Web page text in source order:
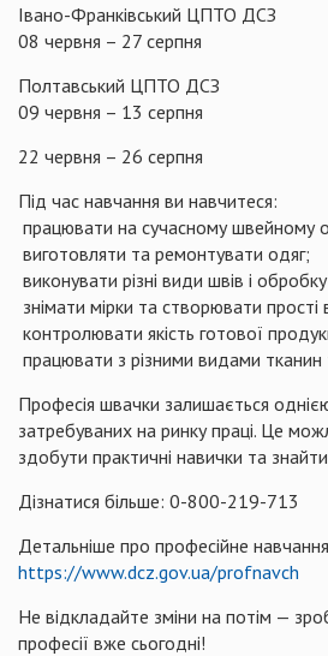
Івано-Франківський ЦПТО ДСЗ
08 червня – 27 серпня
Полтавський ЦПТО ДСЗ
09 червня – 13 серпня
22 червня – 26 серпня
Під час навчання ви навчитеся:
працювати на сучасному швейному
виготовляти та ремонтувати одяг;
виконувати різні види швів і
знімати мірки та створювати прості
контролювати якість готової
працювати з різними видами тканин
Професія швачки залишається
затребуваних на ринку праці. Це
здобути практичні навички та
Дізнатися більше: 0-800-219-713
Детальніше про професійне
https://www.dcz.gov.ua/profnavch
Не відкладайте зміни на потім —
професії вже сьогодні!